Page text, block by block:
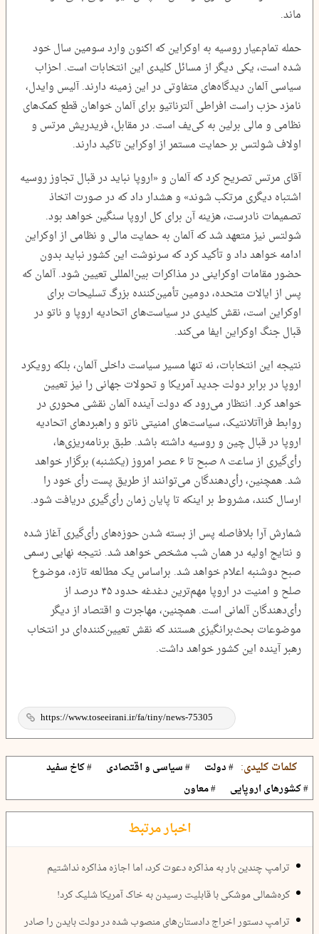
ماند.
حمله تمام‌عیار روسیه به اوکراین که اکنون وارد سومین سال خود
شده است، یکی دیگر از مسائل کلیدی این انتخابات است. احزاب
سیاسی آلمان دیدگاه‌های متفاوتی در این زمینه دارند. آلیس وایدل،
نامزد حزب راست افراطی آلترناتیو برای آلمان خواهان قطع کمک‌های
نظامی و مالی برلین به کی‌یف است. در مقابل، فریدریش مرتس و
اولاف شولتس بر حمایت مستمر از اوکراین تاکید دارند.
آقای مرتس تصریح کرد که آلمان و «اروپا نباید در قبال تجاوز روسیه
اشتباه دیگری مرتکب شوند» و هشدار داد که در صورت اتخاذ
تصمیمات نادرست، هزینه آن برای کل اروپا سنگین خواهد بود.
شولتس نیز متعهد شد که آلمان به حمایت مالی و نظامی از اوکراین
ادامه خواهد داد و تأکید کرد که سرنوشت این کشور نباید بدون
حضور مقامات اوکراینی در مذاکرات بین‌المللی تعیین شود. آلمان که
پس از ایالات متحده، دومین تأمین‌کننده بزرگ تسلیحات برای
اوکراین است، نقش کلیدی در سیاست‌های اتحادیه اروپا و ناتو در
قبال جنگ اوکراین ایفا می‌کند.
نتیجه این انتخابات، نه تنها مسیر سیاست داخلی آلمان، بلکه رویکرد
اروپا در برابر دولت جدید آمریکا و تحولات جهانی را نیز تعیین
خواهد کرد. انتظار می‌رود که دولت آینده آلمان نقشی محوری در
روابط فراآتلانتیک، سیاست‌های امنیتی ناتو و راهبردهای اتحادیه
اروپا در قبال چین و روسیه داشته باشد. طبق برنامه‌ریزی‌ها،
رأی‌گیری از ساعت ۸ صبح تا ۶ عصر امروز (یکشنبه) برگزار خواهد
شد. همچنین، رأی‌دهندگان می‌توانند از طریق پست رأی خود را
ارسال کنند، مشروط بر اینکه تا پایان زمان رأی‌گیری دریافت شود.
شمارش آرا بلافاصله پس از بسته شدن حوزه‌های رأی‌گیری آغاز شده
و نتایج اولیه در همان شب مشخص خواهد شد. نتیجه نهایی رسمی
صبح دوشنبه اعلام خواهد شد. براساس یک مطالعه تازه، موضوع
صلح و امنیت در اروپا مهم‌ترین دغدغه حدود ۴۵ درصد از
رأی‌دهندگان آلمانی است. همچنین، مهاجرت و اقتصاد از دیگر
موضوعات بحث‌برانگیزی هستند که نقش تعیین‌کننده‌ای در انتخاب
رهبر آینده این کشور خواهد داشت.
کلمات کلیدی: # دولت # سیاسی و اقتصادی
# کاخ سفید
# کشورهای اروپایی
# معاون
اخبار مرتبط
ترامپ چندین بار به مذاکره دعوت کرد، اما اجازه مذاکره نداشتیم
کره‌شمالی موشکی با قابلیت رسیدن به خاک آمریکا شلیک کرد!
ترامپ دستور اخراج دادستان‌های منصوب شده در دولت بایدن را صادر